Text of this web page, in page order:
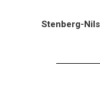
Stenberg-